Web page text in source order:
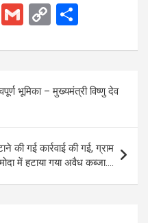
T
gr
G
ail
C
py
n
k
ar
e
भूमिका – मुख्यमंत्री विष्णु देव
की गई कार्रवाई की गई, ग्राम
में हटाया गया अवैध कब्जा….